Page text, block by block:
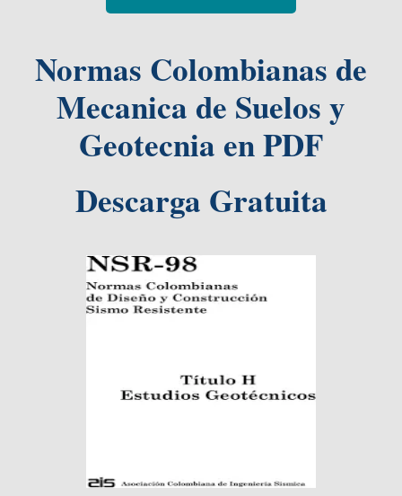
Normas Colombianas de
Mecanica de Suelos y
Geotecnia en PDF
Descarga Gratuita